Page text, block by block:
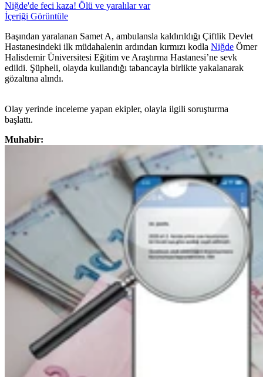
Niğde'de feci kaza! Ölü ve yaralılar var
İçeriği Görüntüle
Başından yaralanan Samet A, ambulansla kaldırıldığı Çiftlik Devlet
Hastanesindeki ilk müdahalenin ardından kırmızı kodla Niğde Ömer
Halisdemir Üniversitesi Eğitim ve Araştırma Hastanesi’ne sevk
edildi. Şüpheli, olayda kullandığı tabancayla birlikte yakalanarak
gözaltına alındı.
Olay yerinde inceleme yapan ekipler, olayla ilgili soruşturma
başlattı.
Muhabir: